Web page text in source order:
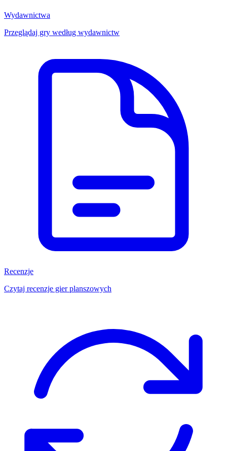
Wydawnictwa
Przeglądaj gry według wydawnictw
Recenzje
Czytaj recenzje gier planszowych